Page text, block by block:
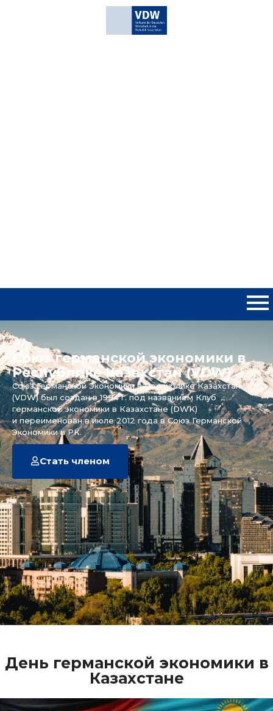
Союз германской экономики в
Республике Казахстан (VDW)
Союз Германской Экономики в Республике Казахстан
(VDW) был создан в 1994 г. под названием Клуб
германской экономики в Казахстане (DWK)
и переименован в июле 2012 года в Союз Германской
Экономики в РК.
Стать членом
День германской экономики в
Казахстане